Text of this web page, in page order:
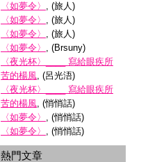
〈如夢令〉 , (旅人)
〈如夢令〉 , (旅人)
〈如夢令〉 , (旅人)
〈如夢令〉 , (Brsuny)
〈夜光杯〉____ 寫給眼疾所
苦的楊風, (呂光浯)
〈夜光杯〉____ 寫給眼疾所
苦的楊風, (悄悄話)
〈如夢令〉 , (悄悄話)
〈如夢令〉 , (悄悄話)
熱門文章